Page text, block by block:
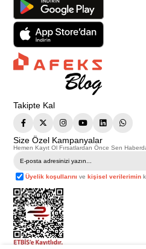
Takipte Kal
Size Özel Kampanyalar
Hemen Kayıt Ol Fırsatlardan Önce Sen
Üyelik koşullarını vekişisel verilerimin